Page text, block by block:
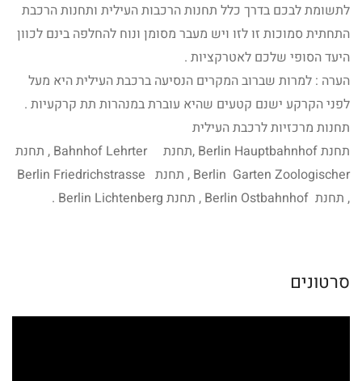
לתשומת לבכם בדרך כלל תחנות הרכבות העילית ותחנות הרכבת
התחתית סמוכות זו לזו ויש מעבר מסומן ונוח להחלפה בינם לכוון
היעד הסופי שלכם לאטרקציות .
הערה : למרות שברוב המקרים הנסיעה ברכבת העילית היא מעל
לפני הקרקע ישנם קטעים שהיא עוברת במנהרות תת קרקעיות .
תחנות מרכזיות לרכבת העילית
תחנת Berlin Hauptbahnhof ,תחנת Bahnhof Lehrter , תחנת
Berlin Garten Zoologischer , תחנת Berlin Friedrichstrasse
, תחנת Berlin Ostbahnhof , תחנת Berlin Lichtenberg .
סרטונים